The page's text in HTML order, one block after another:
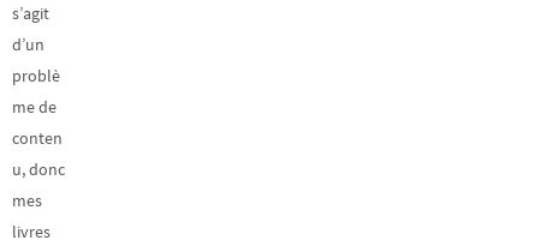
s’agit
d’un
problè
me de
conten
u, donc
mes
livres